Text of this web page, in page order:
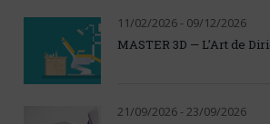
11/02/2026 - 09/12/2026
MASTER 3D — L’Art de
21/09/2026 - 23/09/2026